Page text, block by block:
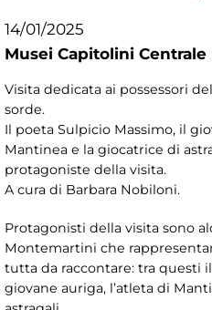
14/01/2025
Musei Capitolini
Visita dedicata ai possessori
sorde.
Il poeta Sulpicio Massimo, il
Mantinea e la giocatrice di
protagoniste della visita.
A cura di Barbara Nobiloni.
Protagonisti della visita sono
Montemartini che
tutta da raccontare: tra questi
giovane auriga, l’atleta di